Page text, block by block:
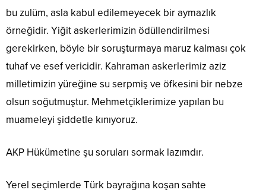
bu zulüm, asla kabul edilemeyecek bir aymazlık
örneğidir. Yiğit askerlerimizin ödüllendirilmesi
gerekirken, böyle bir soruşturmaya maruz kalması çok
tuhaf ve esef vericidir. Kahraman askerlerimiz aziz
milletimizin yüreğine su serpmiş ve öfkesini bir nebze
olsun soğutmuştur. Mehmetçiklerimize yapılan bu
muameleyi şiddetle kınıyoruz.
AKP Hükümetine şu soruları sormak lazımdır.
Yerel seçimlerde Türk bayrağına koşan sahte